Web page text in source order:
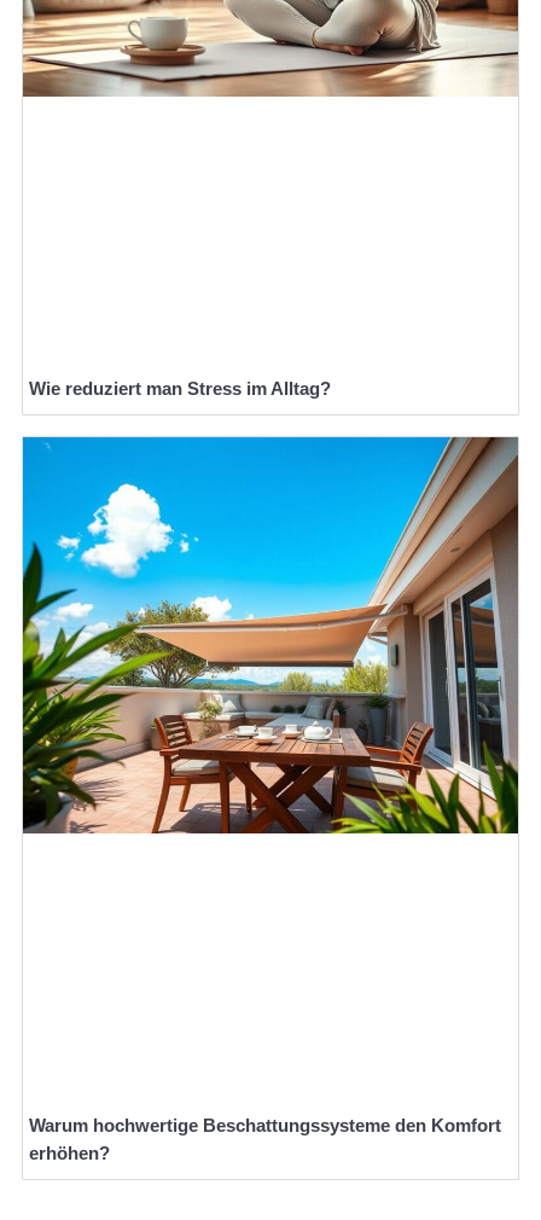
Wie reduziert man Stress im Alltag?
Warum hochwertige Beschattungssysteme den Komfort
erhöhen?